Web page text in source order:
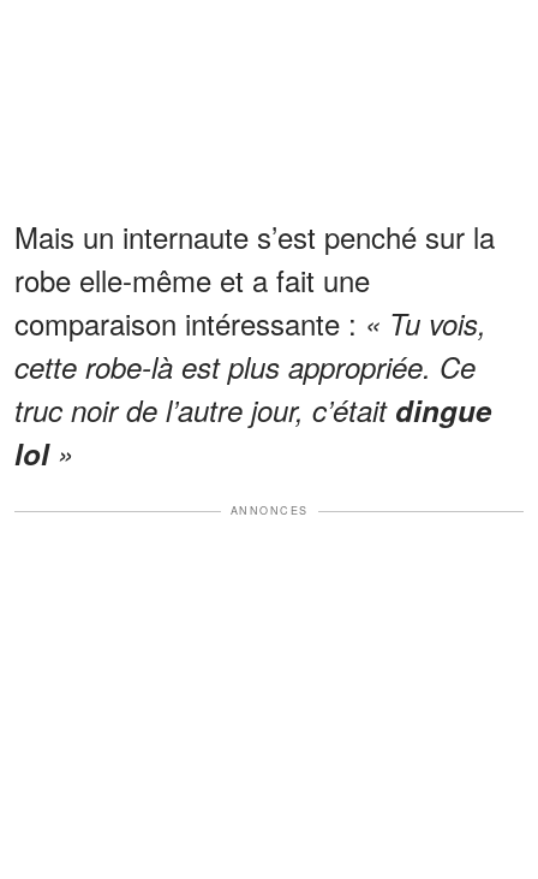
Mais un internaute s’est penché sur la
robe elle-même et a fait une
comparaison intéressante : « Tu vois,
cette robe-là est plus appropriée. Ce
truc noir de l’autre jour, c’était dingue
lol»
ANNONCES